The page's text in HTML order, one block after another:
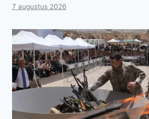
7 augustus 2026